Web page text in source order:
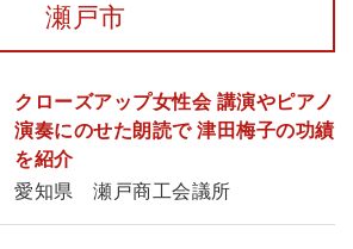
瀬戸市
クローズアップ女性会 講演やピアノ
演奏にのせた朗読で 津田梅子の功績
を紹介
愛知県 瀬戸商工会議所